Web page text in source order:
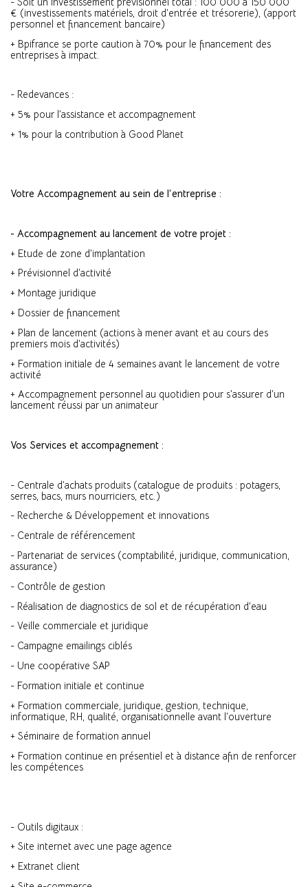
€ (investissements matériels, droit d’entrée et trésorerie), (apport
personnel et financement bancaire)
+ Bpifrance se porte caution à 70% pour le financement des
entreprises à impact.
- Redevances :
+ 5% pour l’assistance et accompagnement
+ 1% pour la contribution à Good Planet
Votre Accompagnement au sein de l’entreprise :
- Accompagnement au lancement de votre projet :
+ Etude de zone d’implantation
+ Prévisionnel d’activité
+ Montage juridique
+ Dossier de financement
+ Plan de lancement (actions à mener avant et au cours des
premiers mois d’activités)
+ Formation initiale de 4 semaines avant le lancement de votre
activité
+ Accompagnement personnel au quotidien pour s’assurer d’un
lancement réussi par un animateur
Vos Services et accompagnement :
- Centrale d’achats produits (catalogue de produits : potagers,
serres, bacs, murs nourriciers, etc.)
- Recherche & Développement et innovations
- Centrale de référencement
- Partenariat de services (comptabilité, juridique, communication,
assurance)
- Contrôle de gestion
- Réalisation de diagnostics de sol et de récupération d’eau
- Veille commerciale et juridique
- Campagne emailings ciblés
- Une coopérative SAP
- Formation initiale et continue
+ Formation commerciale, juridique, gestion, technique,
informatique, RH, qualité, organisationnelle avant l’ouverture
+ Séminaire de formation annuel
+ Formation continue en présentiel et à distance afin de renforcer
les compétences
- Outils digitaux :
+ Site internet avec une page agence
+ Extranet client